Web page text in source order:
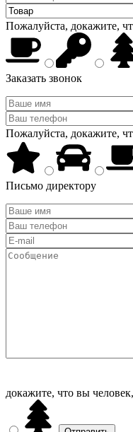
Пожалуйста, докажите,
Заказать звонок
Пожалуйста, докажите,
Письмо директору
докажите, что вы